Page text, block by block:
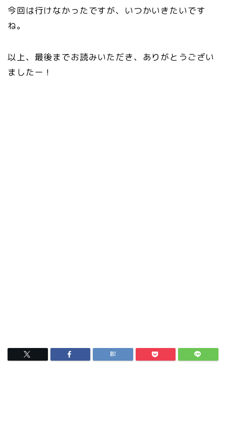
今回は行けなかったですが、いつかいきたいです
ね。
以上、最後までお読みいただき、ありがとうござい
ましたー！